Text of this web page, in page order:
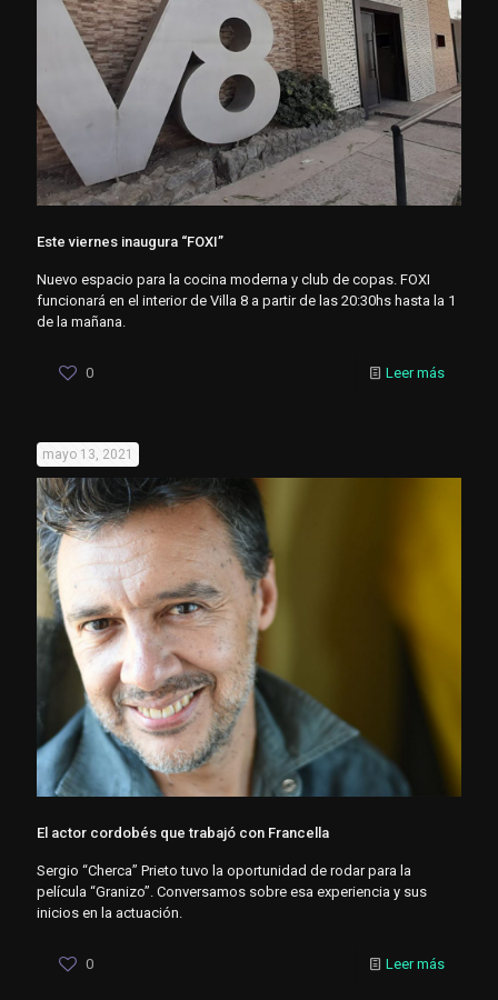
Este viernes inaugura “FOXI”
Nuevo espacio para la cocina moderna y club de copas. FOXI
funcionará en el interior de Villa 8 a partir de las 20:30hs hasta la 1
de la mañana.
0 Leer más
mayo 13, 2021
El actor cordobés que trabajó con Francella
Sergio “Cherca” Prieto tuvo la oportunidad de rodar para la
película “Granizo”. Conversamos sobre esa experiencia y sus
inicios en la actuación.
0 Leer más